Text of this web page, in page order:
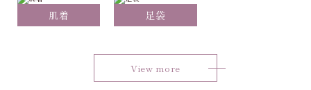
肌着 足袋
View more